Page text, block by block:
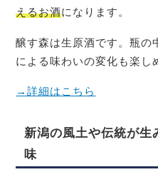
えるお酒になります。
醸す森は生原酒です。瓶の
による味わいの変化も楽し
→詳細はこちら
新潟の風土や伝統が生
味